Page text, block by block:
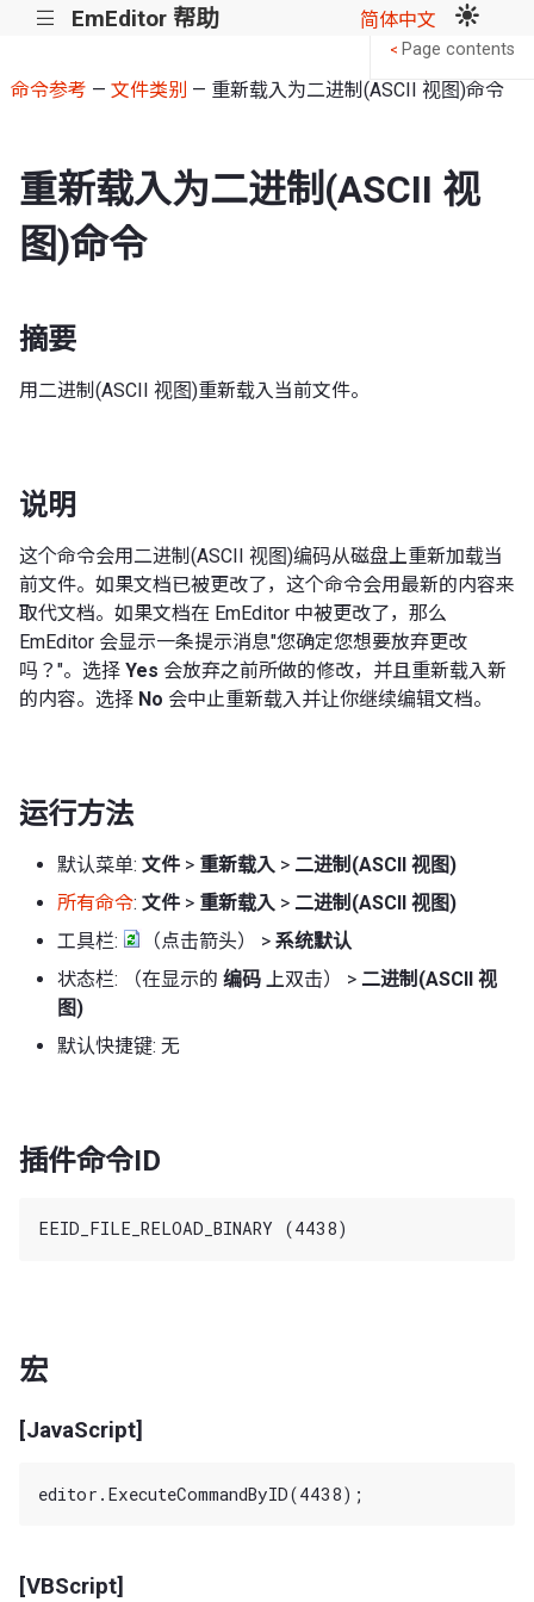
||| EmEditor 帮助 简体中文
命令参考 — 文件类别 — 重新载入为二进制(ASCII 视图)命令
重新载入为二进制(ASCII 视
图)命令
摘要
用二进制(ASCII 视图)重新载入当前文件。
说明
这个命令会用二进制(ASCII 视图)编码从磁盘上重新加载当
前文件。如果文档已被更改了，这个命令会用最新的内容来
取代文档。如果文档在 EmEditor 中被更改了，那么
EmEditor 会显示一条提示消息"您确定您想要放弃更改
吗？"。选择 Yes 会放弃之前所做的修改，并且重新载入新
的内容。选择 No 会中止重新载入并让你继续编辑文档。
运行方法
默认菜单: 文件 > 重新载入 > 二进制(ASCII 视图)
所有命令: 文件 > 重新载入 > 二进制(ASCII 视图)
工具栏:
（点击箭头） > 系统默认
状态栏: （在显示的 编码 上双击） > 二进制(ASCII 视
图)
默认快捷键: 无
插件命令ID
宏
[JavaScript]
[VBScript]
< Page contents